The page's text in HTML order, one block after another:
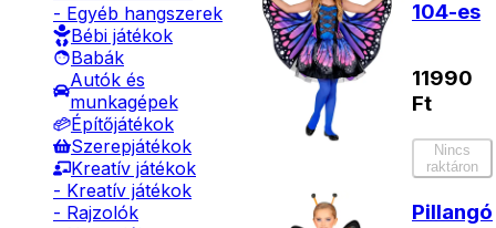
- Egyéb hangszerek
Bébi játékok
Babák
Autók és
munkagépek
Építőjátékok
Szerepjátékok
Kreatív játékok
- Kreatív játékok
- Rajzolók
104-es
11990
Ft
Nincs
raktáron
Pillangó